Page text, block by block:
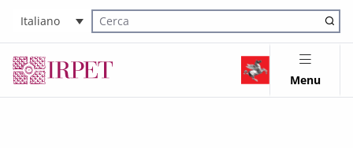
Italiano
Cerca nel sito
Menu